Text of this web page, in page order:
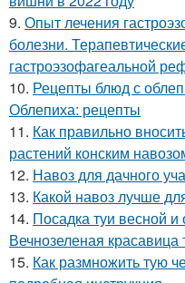
9. Опыт лечения
болезни.
гастроэзофагеальной
10. Рецепты блюд с
Облепиха: рецепты
11. Как правильно
растений конским
12. Навоз для дачного
13. Какой навоз лучше
14. Посадка туи весной и
Вечнозеленая красавица
15. Как размножить тую